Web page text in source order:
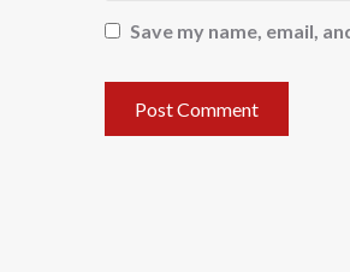
Save my name, email,